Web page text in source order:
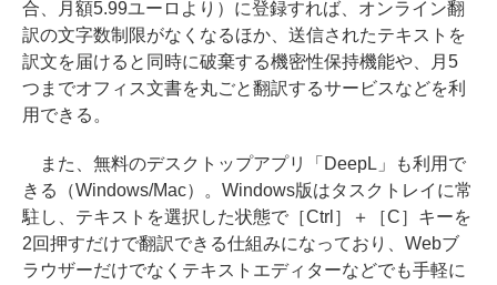
合、月額5.99ユーロより）に登録すれば、オンライン翻
訳の文字数制限がなくなるほか、送信されたテキストを
訳文を届けると同時に破棄する機密性保持機能や、月5
つまでオフィス文書を丸ごと翻訳するサービスなどを利
用できる。
また、無料のデスクトップアプリ「DeepL」も利用で
きる（Windows/Mac）。Windows版はタスクトレイに常
駐し、テキストを選択した状態で［Ctrl］＋［C］キーを
2回押すだけで翻訳できる仕組みになっており、Webブ
ラウザーだけでなくテキストエディターなどでも手軽に